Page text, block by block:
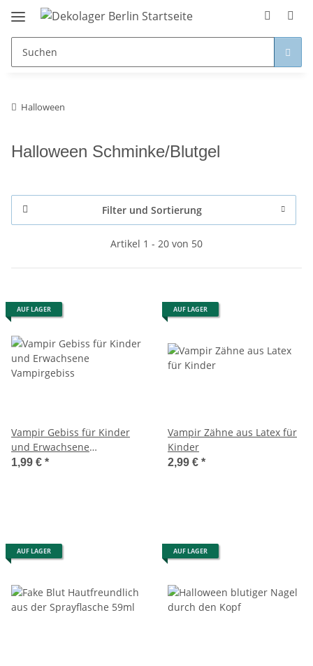
Halloween
Halloween Schminke/Blutgel
Filter und Sortierung
Artikel 1 - 20 von 50
AUF LAGER
Vampir Gebiss für Kinder
und Erwachsene
Vampirgebiss
1,99 € *
AUF LAGER
Vampir Zähne aus Latex für
Kinder
2,99 € *
AUF LAGER AUF LAGER